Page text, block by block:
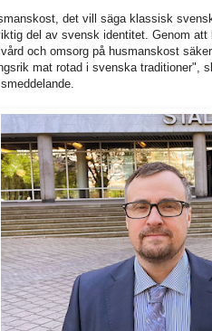
det vill säga klassisk
del av svensk identitet. Genom att
och omsorg på husmanskost
mat rotad i svenska traditioner",